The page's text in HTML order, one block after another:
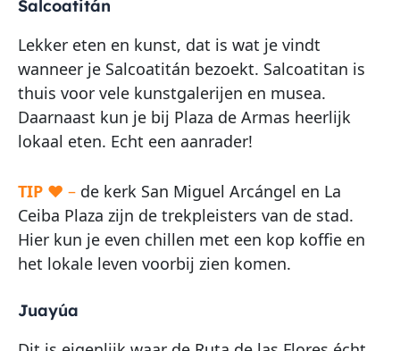
Salcoatitán
Lekker eten en kunst, dat is wat je vindt
wanneer je Salcoatitán bezoekt. Salcoatitan is
thuis voor vele kunstgalerijen en musea.
Daarnaast kun je bij Plaza de Armas heerlijk
lokaal eten. Echt een aanrader!
TIP ♥ – de kerk San Miguel Arcángel en La
Ceiba Plaza zijn de trekpleisters van de stad.
Hier kun je even chillen met een kop koffie en
het lokale leven voorbij zien komen.
Juayúa